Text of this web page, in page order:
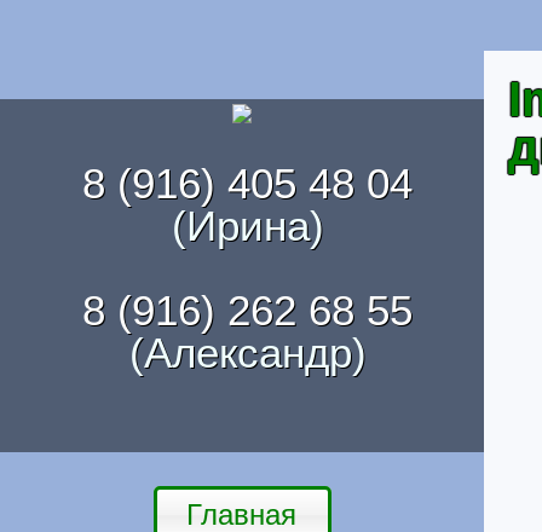
8 (916) 405 48 04
(Ирина)
8 (916) 262 68 55
(Александр)
Главная